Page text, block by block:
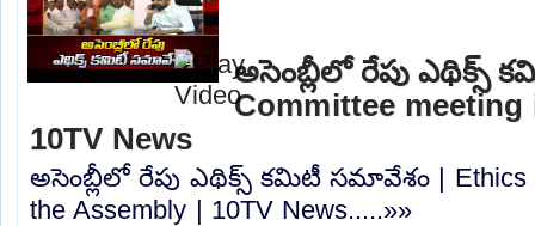
అసెంబ్లీలో రేపు ఎథిక్స్
Committee
10TV News
అసెంబ్లీలో రేపు ఎథిక్స్ కమిటీ సమావేశం | Ethics
the Assembly | 10TV News.....»»